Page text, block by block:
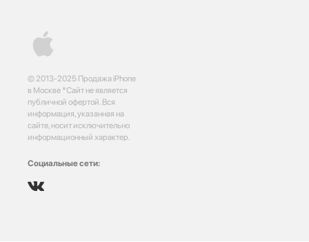
© 2013-2025 Продажа iPhone
в Москве *Сайт не является
публичной офертой. Вся
информация, указанная на
сайте, носит исключительно
информационный характер.
Социальные сети: